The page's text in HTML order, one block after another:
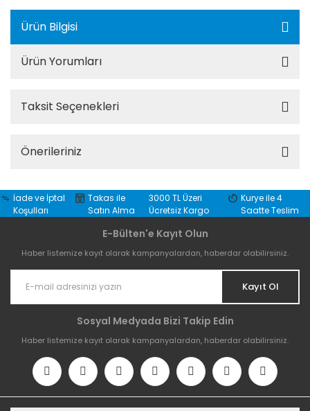
Ürün Bilgisi
Ürün Yorumları
Taksit Seçenekleri
Önerileriniz
İade ve İptal
Koşulları
Takas ile
Satın Alma
3000 TL Üzeri
Ücretsiz Kargo
Kurye ile 4
Saatte Teslim
E-Bülten'e Kayıt Olun
Haber listemize kayıt olarak kampanyalardan, haberdar olabilirsiniz.
Kayıt Ol
Sosyal Medyada Bizi Takip Edin
Haber listemize kayıt olarak kampanyalardan, haberdar olabilirsiniz.